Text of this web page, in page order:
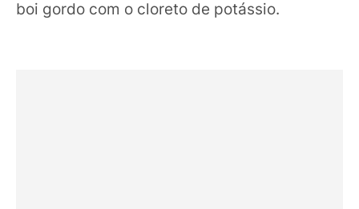
boi gordo com o cloreto de potássio.